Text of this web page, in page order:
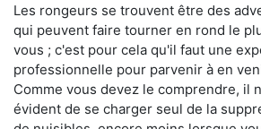
Les rongeurs se trouvent être des
qui peuvent faire tourner en rond le
vous ; c'est pour cela qu'il faut une
professionnelle pour parvenir à en
Comme vous devez le comprendre, il
évident de se charger seul de la